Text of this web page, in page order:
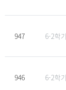
947 6-2학기
946 6-2학기